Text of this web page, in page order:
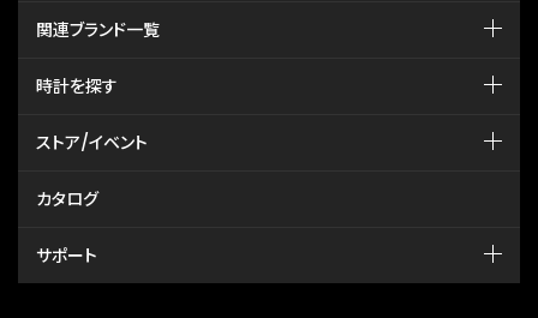
関連ブランド一覧
時計を探す
ストア/イベント
カタログ
サポート